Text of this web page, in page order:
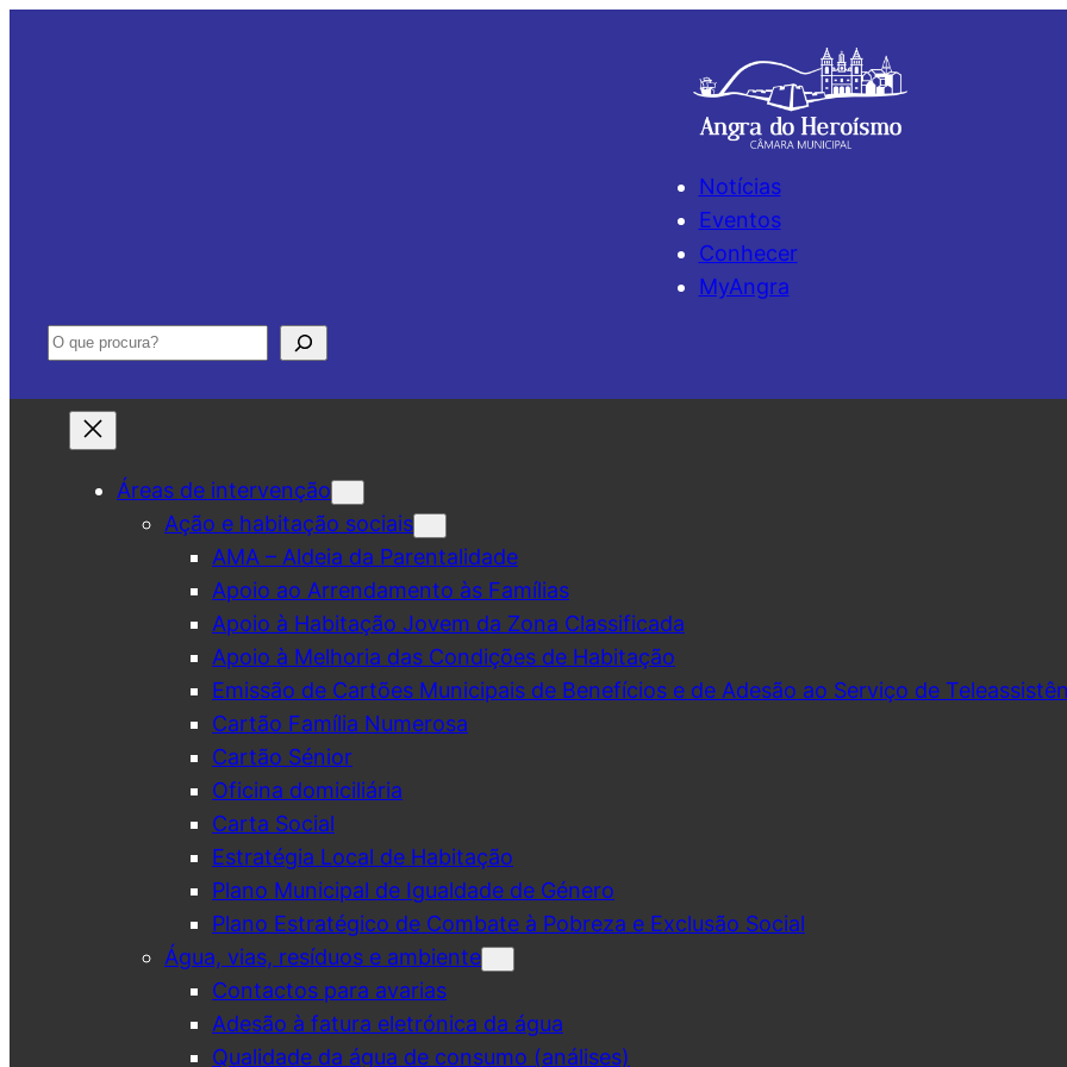
Notícias
Eventos
Conhecer
MyAngra
Pesquisar
Áreas de intervenção
Ação e habitação sociais
AMA – Aldeia da Parentalidade
Apoio ao Arrendamento às Famílias
Apoio à Habitação Jovem da Zona Classificada
Apoio à Melhoria das Condições de Habitação
Emissão de Cartões Municipais de Benefícios e de Adesão ao Serviço de
Cartão Família Numerosa
Cartão Sénior
Oficina domiciliária
Carta Social
Estratégia Local de Habitação
Plano Municipal de Igualdade de Género
Plano Estratégico de Combate à Pobreza e Exclusão Social
Água, vias, resíduos e ambiente
Contactos para avarias
Adesão à fatura eletrónica da água
Qualidade da água de consumo (análises)